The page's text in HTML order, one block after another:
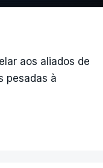
aos aliados de
pesadas à